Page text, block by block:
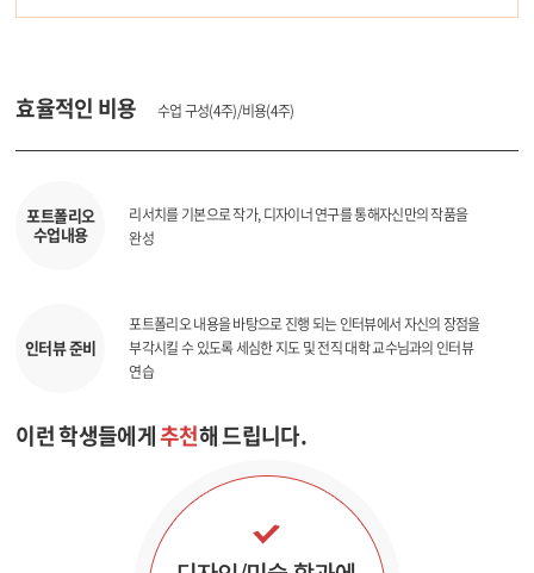
효율적인 비용 수업 구성(4주)/비용(4주)
포트폴리오
수업내용
리서치를 기본으로 작가, 디자이너 연구를 통해자신만의 작품을
완성
인터뷰 준비
포트폴리오 내용을 바탕으로 진행 되는 인터뷰에서 자신의 장점을
부각시킬 수 있도록 세심한 지도 및 전직 대학 교수님과의 인터뷰
연습
이런 학생들에게추천해 드립니다.